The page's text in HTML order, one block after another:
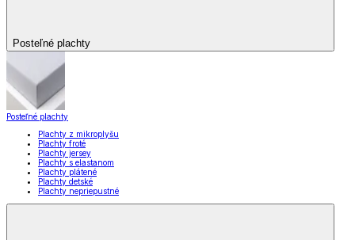
Posteľné plachty
Posteľné plachty
Plachty z mikroplyšu
Plachty froté
Plachty jersey
Plachty s elastanom
Plachty plátené
Plachty detské
Plachty nepriepustné